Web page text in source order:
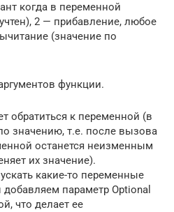
когда в переменной
2 — прибавление, любое
(значение по
функции.
обратиться к переменной (в
значению, т.е. после вызова
останется неизменным
их значение).
какие-то переменные
параметр Optional
что делает ее